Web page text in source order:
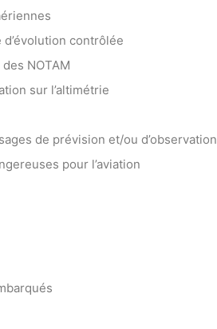
contrôlée
NOTAM
sur l’altimétrie
de prévision et/ou d’observation
pour l’aviation